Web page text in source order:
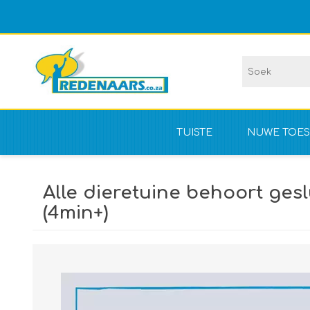
TUISTE NUWE
Alle dieretuine behoort
(4min+)